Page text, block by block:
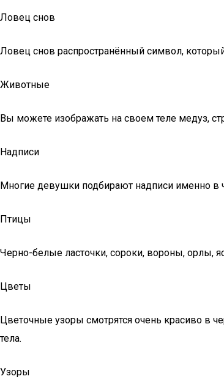
Ловец снов
Ловец снов распространённый символ,
Животные
Вы можете изображать на своем теле медуз,
Надписи
Многие девушки подбирают надписи именно в
Птицы
Черно-белые ласточки, сороки, вороны, орлы,
Цветы
Цветочные узоры смотрятся очень красиво в
тела.
Узоры